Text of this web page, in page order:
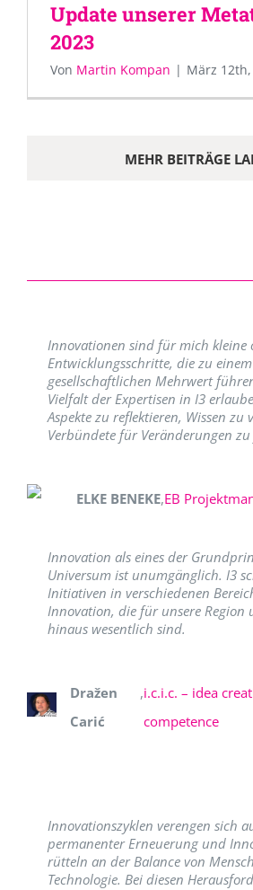
Update unserer
2023
Von Martin Kompan | März
MEHR BEITRÄGE
Innovationen sind für mich kleine
Entwicklungsschritte, die zu einem
gesellschaftlichen Mehrwert
Vielfalt der Expertisen in I3
Aspekte zu reflektieren, Wissen zu
Verbündete für Veränderungen
ELKE BENEKE,EB
Innovation als eines der
Universum ist unumgänglich. I3
Initiativen in verschiedenen
Innovation, die für unsere Region
hinaus wesentlich sind.
Dražen
Carić
,i.c.i.c. – idea
competence
Innovationszyklen verengen sich
permanenter Erneuerung und
rütteln an der Balance von
Technologie. Bei diesen